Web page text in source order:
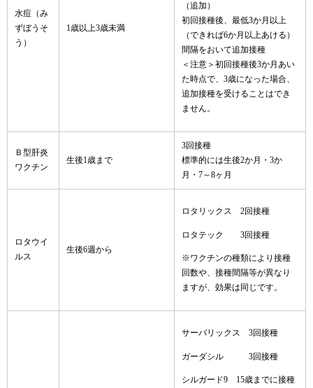
水痘（み
ずぼうそ
う）
1歳以上3歳未満
（追加）
初回接種後、最低3か月以上
（できれば6か月以上あける）
間隔をおいて追加接種
＜注意＞初回接種後3か月あい
た時点で、3歳になった場合、
追加接種を受けることはでき
ません。
Ｂ型肝炎
ワクチン
生後1歳まで
3回接種
標準的には生後2か月・3か
月・7～8ヶ月
ロタウイ
ルス
生後6週から
ロタリックス 2回接種
ロタテック 3回接種
※ワクチンの種類により接種
回数や、接種間隔等が異なり
ますが、効果は同じです。
サーバリックス 3回接種
ガーダシル 3回接種
シルガード9 15歳までに接種